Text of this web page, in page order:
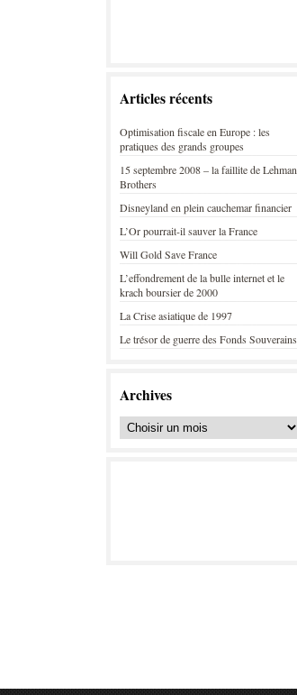
Articles récents
Optimisation fiscale en Europe : les
pratiques des grands groupes
15 septembre 2008 – la faillite de Lehman
Brothers
Disneyland en plein cauchemar financier
L’Or pourrait-il sauver la France
Will Gold Save France
L’effondrement de la bulle internet et le
krach boursier de 2000
La Crise asiatique de 1997
Le trésor de guerre des Fonds Souverains
Archives